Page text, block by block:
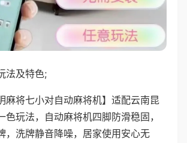
法及特色;
麻将七小对自动麻将机】适配云南昆
色玩法，自动麻将机四脚防滑稳固，
，洗牌静音降噪，居家使用安心无